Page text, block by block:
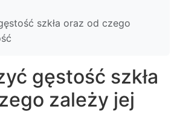
szkła oraz od czego
gęstość szkła
zależy jej